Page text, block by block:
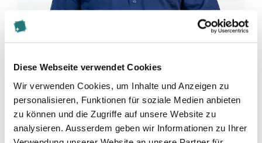
Diese Webseite verwendet Cookies
Wir verwenden Cookies, um Inhalte und Anzeigen zu
personalisieren, Funktionen für soziale Medien anbieten
zu können und die Zugriffe auf unsere Website zu
analysieren. Ausserdem geben wir Informationen zu Ihrer
Auszeichnung Verbindung von Forschung und Lehre: PD Dr.